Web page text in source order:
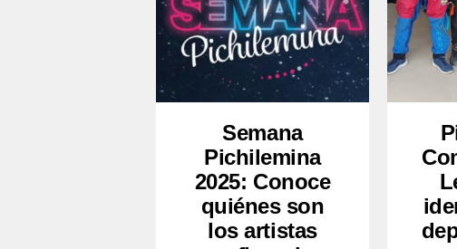
Semana
Pichilemina
2025: Conoce
quiénes son
los artistas